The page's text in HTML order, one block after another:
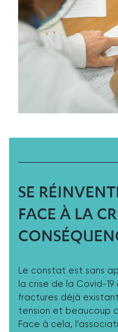
SE
FACE À LA
Le constat est sans
la crise de la Covid-
fractures déjà
tension et beaucoup
Face à cela,